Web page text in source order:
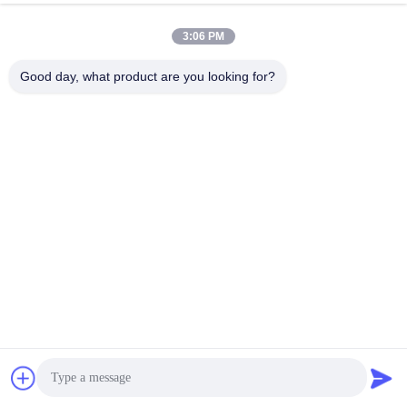
Tel
86-20-36969420
3:06 PM
Good day, what product are you looking for?